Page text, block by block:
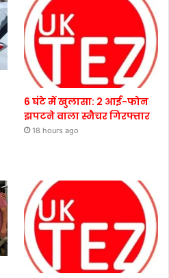
6 घंटे में खुलासा: 2 आई-फोन
झपटने वाला स्नैचर गिरफ्तार
18 hours ago